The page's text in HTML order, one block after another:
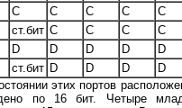
С С С С С
ст.бит С С С С
D D D D D
ст.бит D D D D
этих портов
по 16 бит. Четыре